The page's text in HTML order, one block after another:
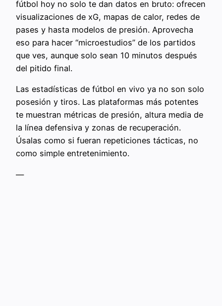
fútbol hoy no solo te dan datos en bruto: ofrecen
visualizaciones de xG, mapas de calor, redes de
pases y hasta modelos de presión. Aprovecha
eso para hacer “microestudios” de los partidos
que ves, aunque solo sean 10 minutos después
del pitido final.
Las estadísticas de fútbol en vivo ya no son solo
posesión y tiros. Las plataformas más potentes
te muestran métricas de presión, altura media de
la línea defensiva y zonas de recuperación.
Úsalas como si fueran repeticiones tácticas, no
como simple entretenimiento.
—